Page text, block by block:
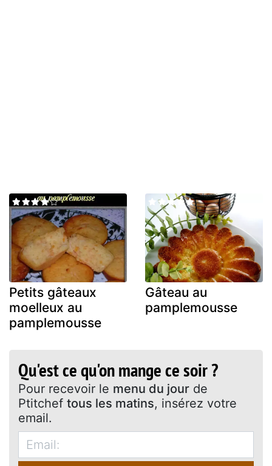
Petits gâteaux
moelleux au
pamplemousse
Gâteau au
pamplemousse
Qu'est ce qu'on mange ce soir ?
Pour recevoir le menu du jour de
Ptitchef tous les matins, insérez votre
email.